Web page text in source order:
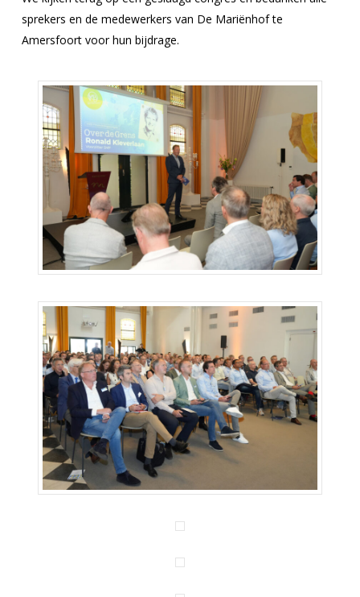
sprekers en de medewerkers van De Mariënhof te
Amersfoort voor hun bijdrage.